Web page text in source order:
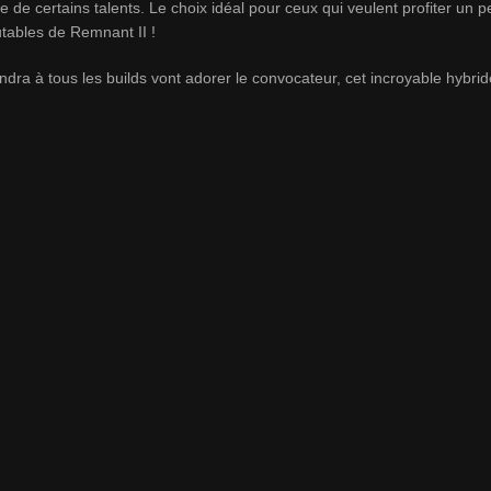
de certains talents. Le choix idéal pour ceux qui veulent profiter un
de Remnant II !
à tous les builds vont adorer le convocateur, cet incroyable